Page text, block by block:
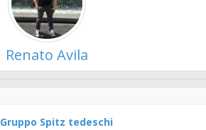
Renato Avila
Gruppo Spitz tedeschi